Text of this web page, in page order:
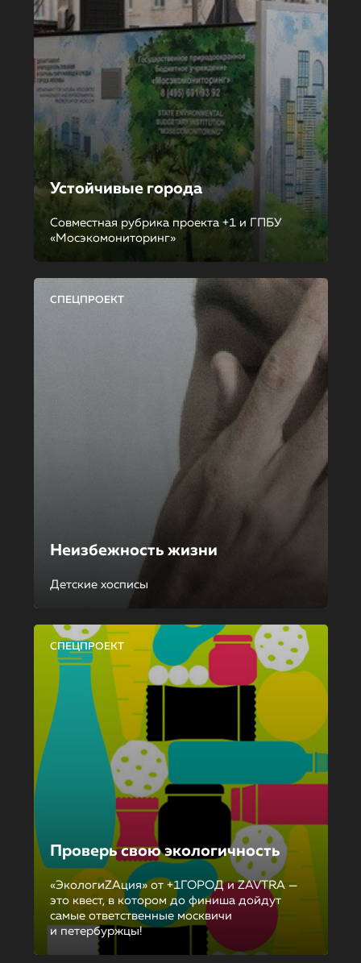
Устойчивые города
Совместная рубрика проекта +1 и ГПБУ
«Мосэкомониторинг»
СПЕЦПРОЕКТ
Неизбежность жизни
Детские хосписы
СПЕЦПРОЕКТ
Проверь свою экологичность
«ЭкологиZAция» от +1ГОРОД и ZAVTRA —
это квест, в котором до финиша дойдут
самые ответственные москвичи
и петербуржцы!